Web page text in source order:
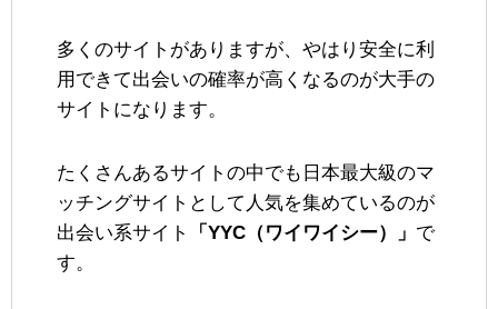
多くのサイトがありますが、やはり安全に利
用できて出会いの確率が高くなるのが大手の
サイトになります。
たくさんあるサイトの中でも日本最大級のマ
ッチングサイトとして人気を集めているのが
出会い系サイト
「YYC（ワイワイシー）」 で
す。